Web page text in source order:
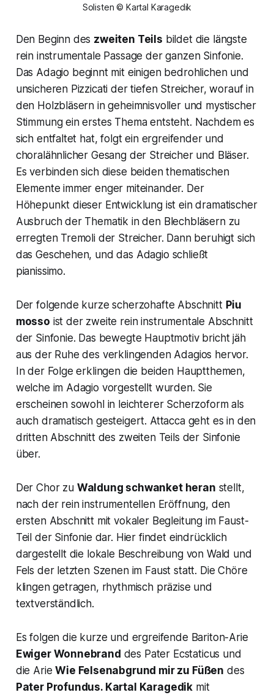
Solisten © Kartal Karagedik
Den Beginn des zweiten Teils bildet die längste
rein instrumentale Passage der ganzen Sinfonie.
Das Adagio beginnt mit einigen bedrohlichen und
unsicheren Pizzicati der tiefen Streicher, worauf in
den Holzbläsern in geheimnisvoller und mystischer
Stimmung ein erstes Thema entsteht. Nachdem es
sich entfaltet hat, folgt ein ergreifender und
choralähnlicher Gesang der Streicher und Bläser.
Es verbinden sich diese beiden thematischen
Elemente immer enger miteinander. Der
Höhepunkt dieser Entwicklung ist ein dramatischer
Ausbruch der Thematik in den Blechbläsern zu
erregten Tremoli der Streicher. Dann beruhigt sich
das Geschehen, und das Adagio schließt
pianissimo.
Der folgende kurze scherzohafte Abschnitt Piu
mosso ist der zweite rein instrumentale Abschnitt
der Sinfonie. Das bewegte Hauptmotiv bricht jäh
aus der Ruhe des verklingenden Adagios hervor.
In der Folge erklingen die beiden Hauptthemen,
welche im Adagio vorgestellt wurden. Sie
erscheinen sowohl in leichterer Scherzoform als
auch dramatisch gesteigert. Attacca geht es in den
dritten Abschnitt des zweiten Teils der Sinfonie
über.
Der Chor zu Waldung schwanket heran stellt,
nach der rein instrumentellen Eröffnung, den
ersten Abschnitt mit vokaler Begleitung im Faust-
Teil der Sinfonie dar. Hier findet eindrücklich
dargestellt die lokale Beschreibung von Wald und
Fels der letzten Szenen im Faust statt. Die Chöre
klingen getragen, rhythmisch präzise und
textverständlich.
Es folgen die kurze und ergreifende Bariton-Arie
Ewiger Wonnebrand des Pater Ecstaticus und
die Arie Wie Felsenabgrund mir zu Füßen des
Pater Profundus. Kartal Karagedik mit